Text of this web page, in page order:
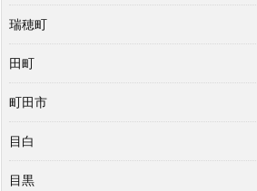
瑞穂町
田町
町田市
目白
目黒